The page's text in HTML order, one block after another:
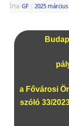
Írta: GF 2025 március
a Fővárosi
szóló 33/